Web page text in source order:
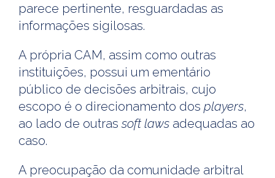
parece pertinente, resguardadas as
informações sigilosas.
A própria CAM, assim como outras
instituições, possui um ementário
público de decisões arbitrais, cujo
escopo é o direcionamento dos players,
ao lado de outrassoft laws adequadas ao
caso.
A preocupação da comunidade arbitral